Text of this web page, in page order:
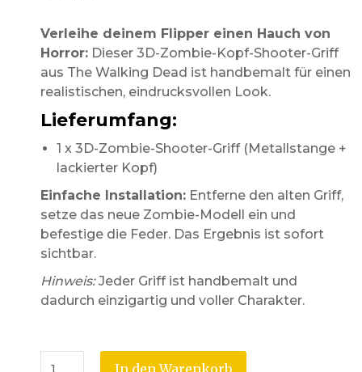
Verleihe deinem Flipper einen Hauch von
Horror: Dieser 3D-Zombie-Kopf-Shooter-Griff
aus The Walking Dead ist handbemalt für einen
realistischen, eindrucksvollen Look.
Lieferumfang:
1 x 3D-Zombie-Shooter-Griff (Metallstange +
lackierter Kopf)
Einfache Installation: Entferne den alten Griff,
setze das neue Zombie-Modell ein und
befestige die Feder. Das Ergebnis ist sofort
sichtbar.
Hinweis:Jeder Griff ist handbemalt und
dadurch einzigartig und voller Charakter.
In den Warenkorb